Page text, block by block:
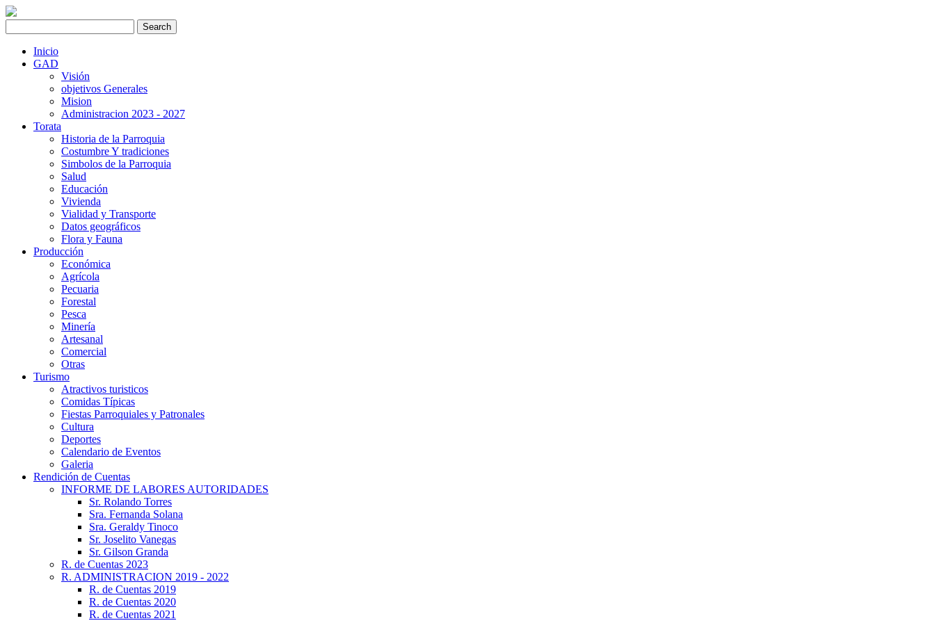
Inicio
GAD
Visión
objetivos Generales
Mision
Administracion 2023 - 2027
Torata
Historia de la Parroquia
Costumbre Y tradiciones
Simbolos de la Parroquia
Salud
Educación
Vivienda
Vialidad y Transporte
Datos geográficos
Flora y Fauna
Producción
Económica
Agrícola
Pecuaria
Forestal
Pesca
Minería
Artesanal
Comercial
Otras
Turismo
Atractivos turisticos
Comidas Típicas
Fiestas Parroquiales y Patronales
Cultura
Deportes
Calendario de Eventos
Galeria
Rendición de Cuentas
INFORME DE LABORES AUTORIDADES
Sr. Rolando Torres
Sra. Fernanda Solana
Sra. Geraldy Tinoco
Sr. Joselito Vanegas
Sr. Gilson Granda
R. de Cuentas 2023
R. ADMINISTRACION 2019 - 2022
R. de Cuentas 2019
R. de Cuentas 2020
R. de Cuentas 2021